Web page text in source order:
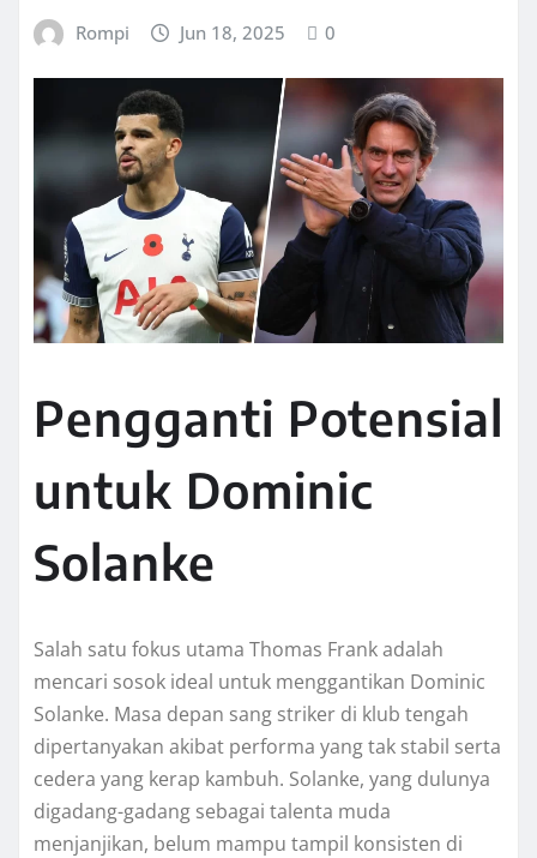
Rompi Jun 18, 2025 0
Pengganti Potensial
untuk Dominic
Solanke
Salah satu fokus utama Thomas Frank adalah
mencari sosok ideal untuk menggantikan Dominic
Solanke. Masa depan sang striker di klub tengah
dipertanyakan akibat performa yang tak stabil serta
cedera yang kerap kambuh. Solanke, yang dulunya
digadang-gadang sebagai talenta muda
menjanjikan, belum mampu tampil konsisten di